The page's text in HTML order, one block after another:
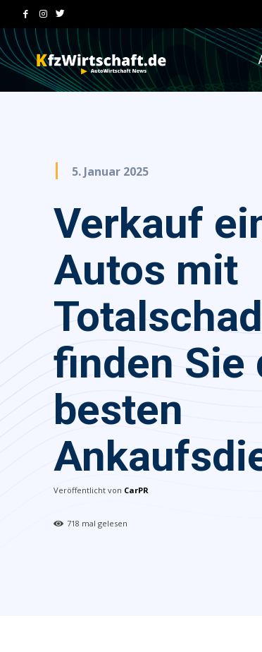
5. Januar 2025
Verkauf
Autos mit
finden Sie
besten
Veröffentlicht von CarPR
718 mal gelesen